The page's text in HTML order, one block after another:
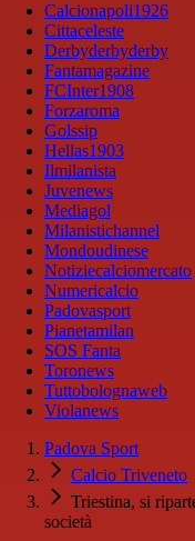
Calcionapoli1926
Cittaceleste
Derbyderbyderby
Fantamagazine
FCInter1908
Forzaroma
Golssip
Hellas1903
Ilmilanista
Juvenews
Mediagol
Milanistichannel
Mondoudinese
Notiziecalciomercato
Numericalcio
Padovasport
Pianetamilan
SOS Fanta
Toronews
Tuttobolognaweb
Violanews
Padova Sport
Calcio Triveneto
Triestina, si
società